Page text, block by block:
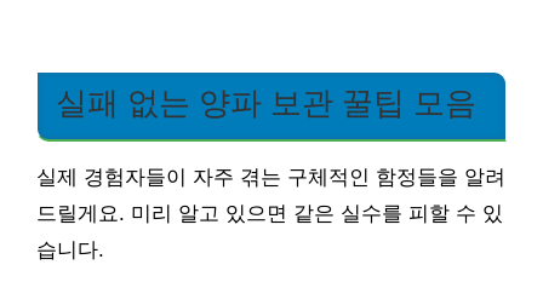
실패 없는 양파 보관 꿀팁 모음
실제 경험자들이 자주 겪는 구체적인 함정들을 알려
드릴게요. 미리 알고 있으면 같은 실수를 피할 수 있
습니다.